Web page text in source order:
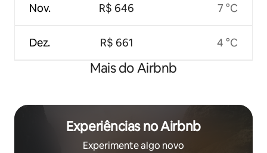
Nov.
Dez.
R$ 646
R$ 661
7 °C
4 °C
Mais do Airbnb
Experiências no Airbnb
Experimente algo novo